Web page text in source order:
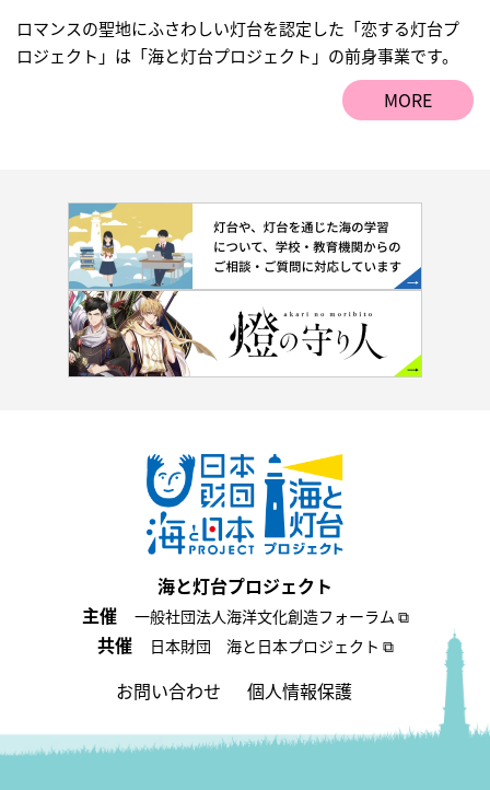
ロマンスの聖地にふさわしい灯台を認定した「恋する灯台プ
ロジェクト」は「海と灯台プロジェクト」の前身事業です。
MORE
海と灯台プロジェクト
主催
一般社団法人海洋文化創造フォーラム ⧉
共催 日本財団 海と日本プロジェクト ⧉
お問い合わせ 個人情報保護